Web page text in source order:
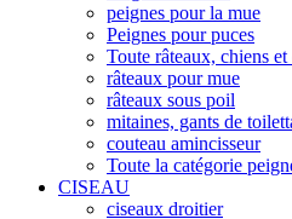
peignes pour la mue
Peignes pour puces
Toute râteaux, chiens et
râteaux pour mue
râteaux sous poil
mitaines, gants de
couteau amincisseur
Toute la catégorie
CISEAU
ciseaux droitier